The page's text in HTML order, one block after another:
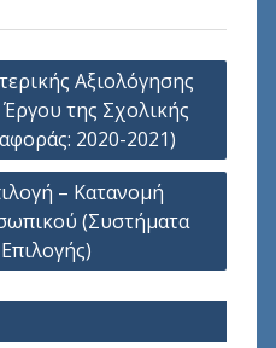
Αξιολόγησης
της Σχολικής
2020-2021)
– Κατανομή
(Συστήματα